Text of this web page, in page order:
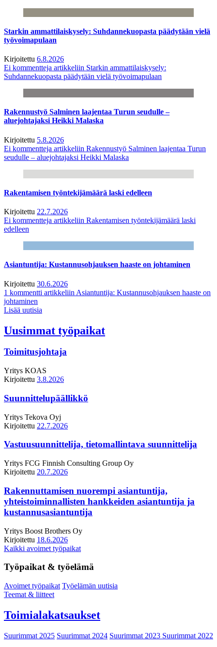
Starkin ammattilaiskysely: Suhdannekuopasta päädytään vielä
työvoimapulaan
Kirjoitettu 6.8.2026
Ei kommentteja artikkeliin Starkin ammattilaiskysely:
Suhdannekuopasta päädytään vielä työvoimapulaan
Rakennustyö Salminen laajentaa Turun seudulle –
aluejohtajaksi Heikki Malaska
Kirjoitettu 5.8.2026
Ei kommentteja artikkeliin Rakennustyö Salminen laajentaa Turun
seudulle – aluejohtajaksi Heikki Malaska
Rakentamisen työntekijämäärä laski edelleen
Kirjoitettu 22.7.2026
Ei kommentteja artikkeliin Rakentamisen työntekijämäärä laski
edelleen
Asiantuntija: Kustannusohjauksen haaste on johtaminen
Kirjoitettu 30.6.2026
1 kommentti artikkeliin Asiantuntija: Kustannusohjauksen haaste on
johtaminen
Lisää uutisia
Uusimmat työpaikat
Toimitusjohtaja
Yritys KOAS
Kirjoitettu 3.8.2026
Suunnittelupäällikkö
Yritys Tekova Oyj
Kirjoitettu 22.7.2026
Vastuusuunnittelija, tietomallintava suunnittelija
Yritys FCG Finnish Consulting Group Oy
Kirjoitettu 20.7.2026
Rakennuttamisen nuorempi asiantuntija,
yhteistoiminnallisten hankkeiden asiantuntija ja
kustannusasiantuntija
Yritys Boost Brothers Oy
Kirjoitettu 18.6.2026
Kaikki avoimet työpaikat
Työpaikat & työelämä
Avoimet työpaikat Työelämän uutisia
Teemat & liitteet
Toimialakatsaukset
Suurimmat 2025 Suurimmat 2024 Suurimmat 2023 Suurimmat 2022